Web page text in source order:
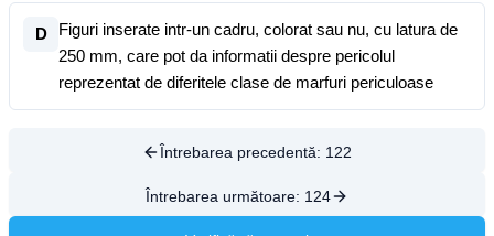
D
Figuri inserate intr-un cadru, colorat sau nu, cu latura de
250 mm, care pot da informatii despre pericolul
reprezentat de diferitele clase de marfuri periculoase
Întrebarea precedentă: 122
Întrebarea următoare: 124